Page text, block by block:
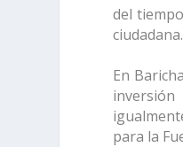
del
ciudadana.
En
para la